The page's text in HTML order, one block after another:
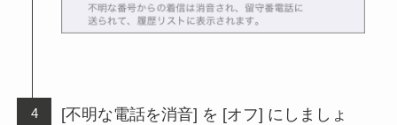
[不明な電話を消音] を [オフ] にしましょ